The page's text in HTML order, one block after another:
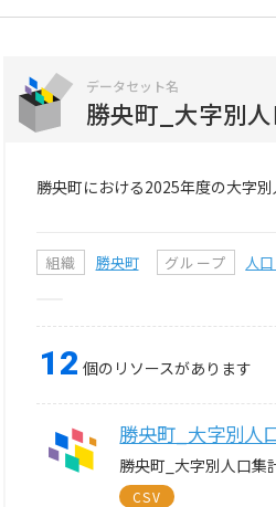
データセット名
勝央町_大字別人
勝央町における2025年度の大字
組織 勝央町 グループ 人
12 個のリソースがあります
勝央町_大字別人
勝央町_大字別人口集
CSV